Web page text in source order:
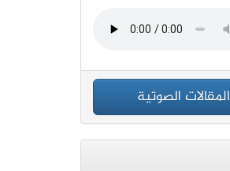
المقالات الصوتية